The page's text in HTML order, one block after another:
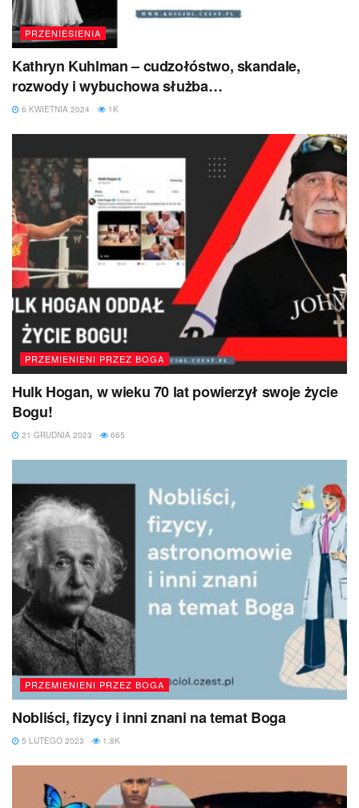
PRZENIESIENIA
Kathryn Kuhlman – cudzołóstwo, skandale,
rozwody i wybuchowa służba…
6 KWIETNIA 2024 1K
PRZEMIENIENI PRZEZ BOGA
Hulk Hogan, w wieku 70 lat powierzył swoje życie
Bogu!
21 GRUDNIA 2023 665
PRZEMIENIENI PRZEZ BOGA
Nobliści, fizycy i inni znani na temat Boga
5 LUTEGO 2023 1.8K